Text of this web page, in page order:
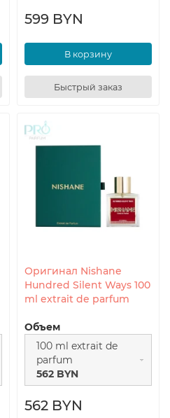
599 BYN
В корзину
Быстрый заказ
Оригинал Nishane
Hundred Silent Ways 100
ml extrait de parfum
Объем
100 ml extrait de
parfum
562 BYN
562 BYN